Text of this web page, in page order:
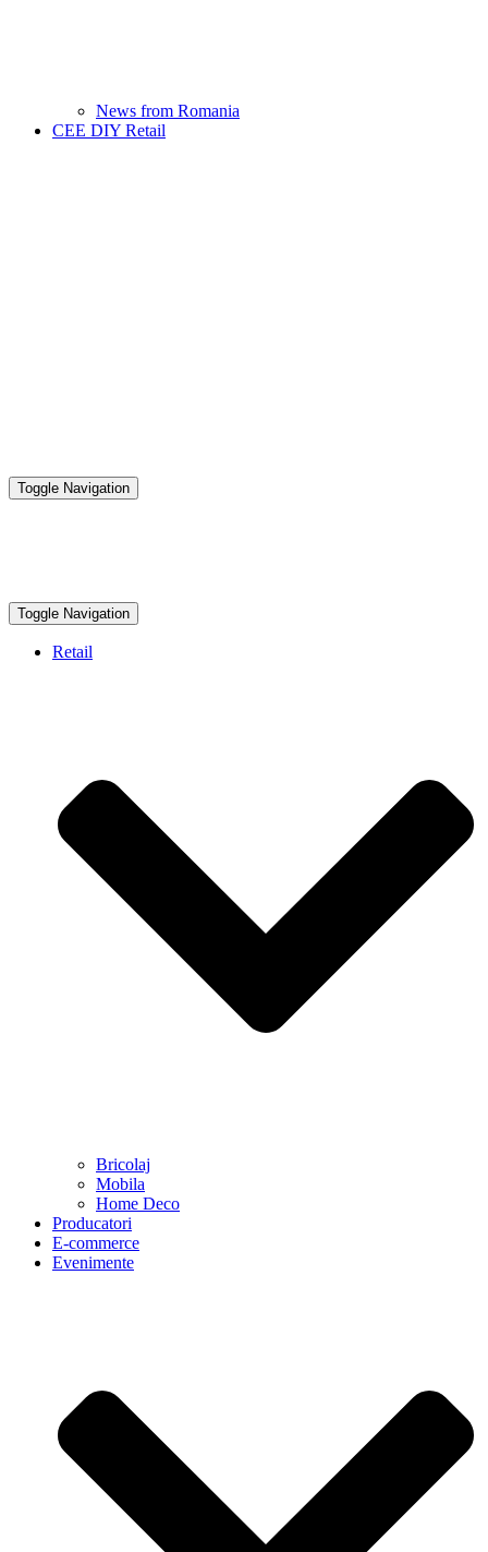
News from Romania
CEE DIY Retail
Toggle Navigation
Toggle Navigation
Retail
Bricolaj
Mobila
Home Deco
Producatori
E-commerce
Evenimente